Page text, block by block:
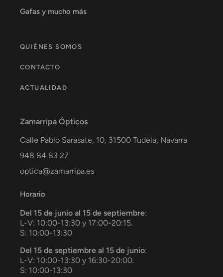
Gafas y mucho más
QUIÉNES SOMOS
CONTACTO
ACTUALIDAD
Zamarripa Ópticos
Calle Pablo Sarasate, 10, 31500 Tudela, Navarra
948 84 83 27
optica@zamarripa.es
Horario
Del 15 de junio al 15 de septiembre:
L-V: 10:00-13:30 y 17:00-20:15.
S: 10:00-13:30
Del 15 de septiembre al 15 de junio:
L-V: 10:00-13:30 y 16:30-20:00.
S: 10:00-13:30